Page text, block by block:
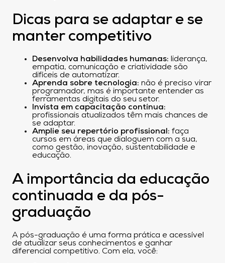
Dicas para se adaptar e se
manter competitivo
Desenvolva habilidades humanas: liderança,
empatia, comunicação e criatividade são
difíceis de automatizar.
Aprenda sobre tecnologia: não é preciso virar
programador, mas é importante entender as
ferramentas digitais do seu setor.
Invista em capacitação contínua:
profissionais atualizados têm mais chances de
se adaptar.
Amplie seu repertório profissional: faça
cursos em áreas que dialoguem com a sua,
como gestão, inovação, sustentabilidade e
educação.
A importância da educação
continuada e da pós-
graduação
A pós-graduação é uma forma prática e acessível
de atualizar seus conhecimentos e ganhar
diferencial competitivo. Com ela, você: